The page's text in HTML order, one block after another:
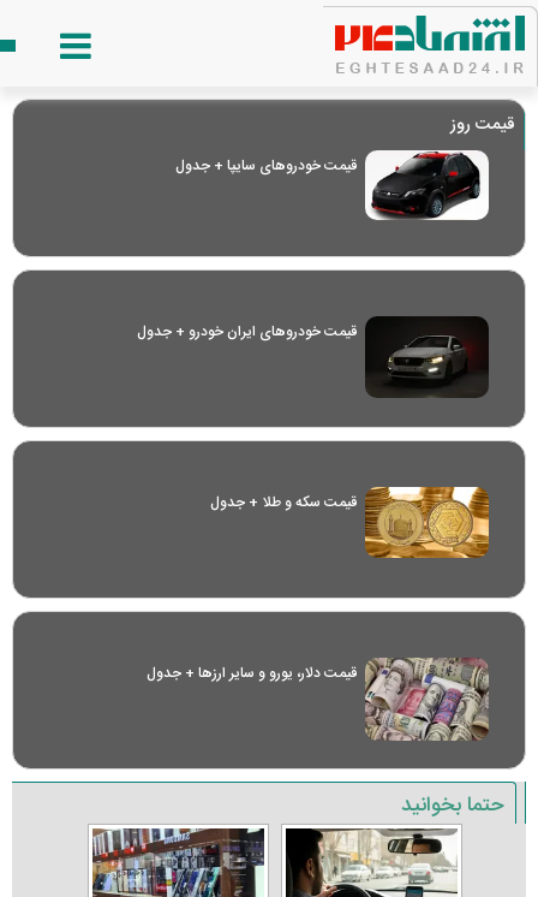
قیمت روز
قیمت خودرو‌های سایپا + جدول
قیمت خودرو‌های ایران خودرو + جدول
قیمت سکه و طلا + جدول
قیمت دلار، یورو و سایر ارز‌ها + جدول
حتما بخوانید